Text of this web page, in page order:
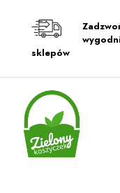
sklepów